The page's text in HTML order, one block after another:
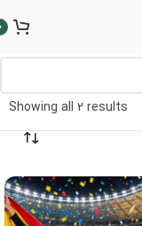
Showing all 2 results